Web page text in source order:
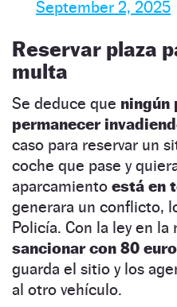
September 2, 2025
Reservar plaza
multa
Se deduce que ningún
permanecer
caso para reservar un
coche que pase y
aparcamiento está en
generara un conflicto,
Policía. Con la ley en la
sancionar con 80
guarda el sitio y los
al otro vehículo.